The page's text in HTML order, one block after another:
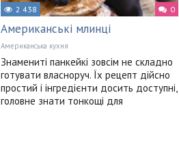
2 438 0
Американські млинці
Американська кухня
Знамениті панкейкі зовсім не складно
готувати власноруч. Їх рецепт дійсно
простий і інгредієнти досить доступні,
головне знати тонкощі для